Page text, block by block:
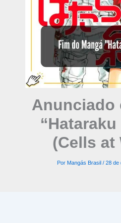
Anunciado
(Cells at
Por Mangás Brasil / 28 de